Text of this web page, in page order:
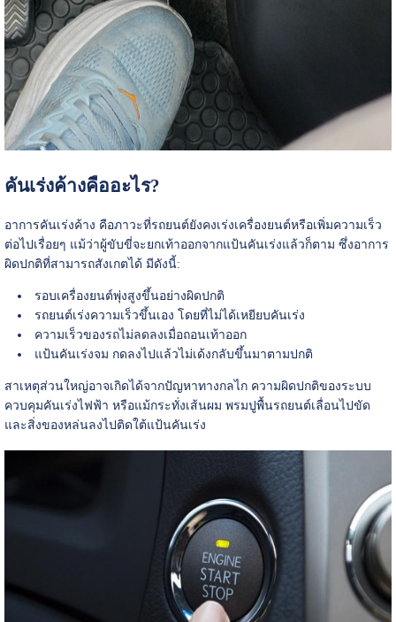
คันเร่งค้างคืออะไร?
อาการคันเร่งค้าง คือภาวะที่รถยนต์ยังคงเร่งเครื่องยนต์หรือเพิ่มความเร็ว
ต่อไปเรื่อยๆ แม้ว่าผู้ขับขี่จะยกเท้าออกจากแป้นคันเร่งแล้วก็ตาม ซึ่งอาการ
ผิดปกติที่สามารถสังเกตได้ มีดังนี้:
รอบเครื่องยนต์พุ่งสูงขึ้นอย่างผิดปกติ
รถยนต์เร่งความเร็วขึ้นเอง โดยที่ไม่ได้เหยียบคันเร่ง
ความเร็วของรถไม่ลดลงเมื่อถอนเท้าออก
แป้นคันเร่งจม กดลงไปแล้วไม่เด้งกลับขึ้นมาตามปกติ
สาเหตุส่วนใหญ่อาจเกิดได้จากปัญหาทางกลไก ความผิดปกติของระบบ
ควบคุมคันเร่งไฟฟ้า หรือแม้กระทั่งเส้นผม พรมปูพื้นรถยนต์เลื่อนไปขัด
และสิ่งของหล่นลงไปติดใต้แป้นคันเร่ง